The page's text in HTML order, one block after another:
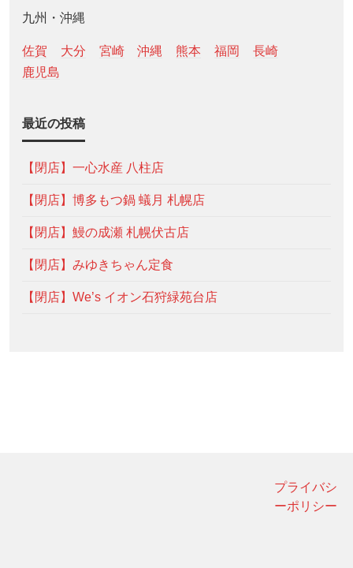
九州・沖縄
佐賀 大分 宮崎 沖縄 熊本 福岡
長崎
鹿児島
最近の投稿
【閉店】一心水産 八柱店
【閉店】博多もつ鍋 蟻月 札幌店
【閉店】鰻の成瀬 札幌伏古店
【閉店】みゆきちゃん定食
【閉店】We’s イオン石狩緑苑台店
プライバシ
ーポリシー